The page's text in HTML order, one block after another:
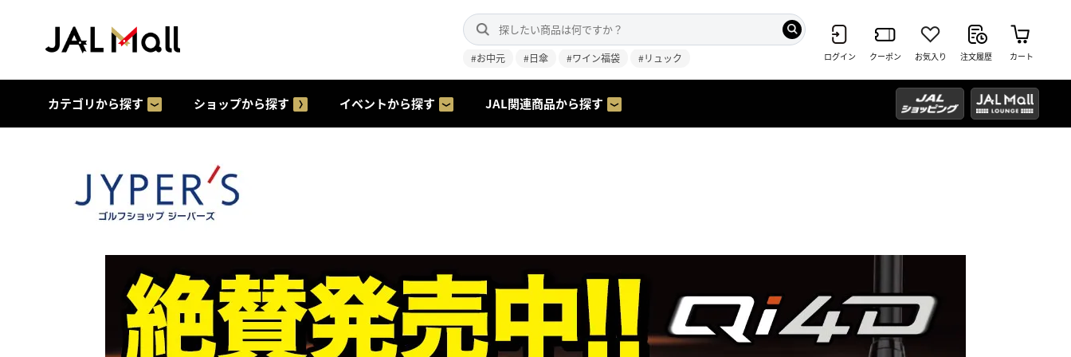
#お中元 #日傘 #ワイン福袋 #リュック ログイン クーポン お気入り 注文履歴 カート
カテゴリから探す ショップから探す イベントから探す JAL関連商品から探す